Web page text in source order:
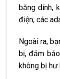
băng dính,
điện, các
Ngoài ra,
bị, đảm
không bị hư